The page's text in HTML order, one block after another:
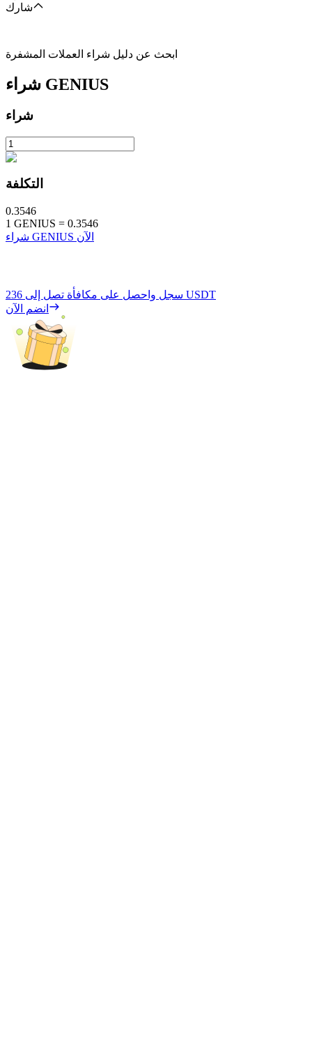
شارك
ابحث عن دليل شراء العملات المشفرة
شراء GENIUS
شراء
التكلفة
0.3546
1 GENIUS = 0.3546
شراء GENIUS الآن
سجل واحصل على مكافأة تصل إلى 236 USDT
انضم الآن